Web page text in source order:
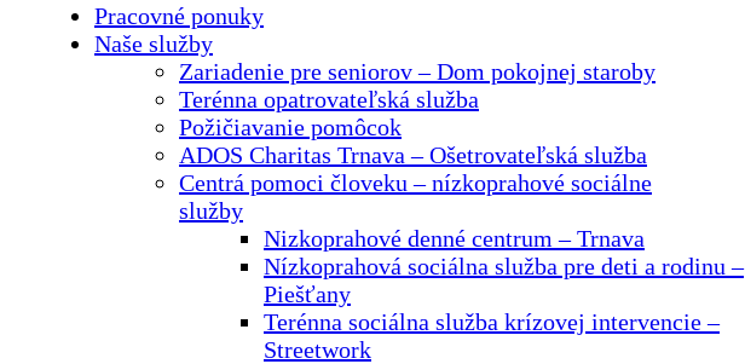
Pracovné ponuky
Naše služby
Zariadenie pre seniorov – Dom pokojnej staroby
Terénna opatrovateľská služba
Požičiavanie pomôcok
ADOS Charitas Trnava – Ošetrovateľská služba
Centrá pomoci človeku – nízkoprahové sociálne
služby
Nizkoprahové denné centrum – Trnava
Nízkoprahová sociálna služba pre deti a rodinu –
Piešťany
Terénna sociálna služba krízovej intervencie –
Streetwork